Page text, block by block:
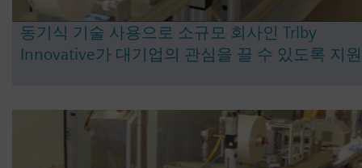
동기식 기술 사용으로 소규모 회사인 Trlby
Innovative가 대기업의 관심을 끌 수 있도록 지원